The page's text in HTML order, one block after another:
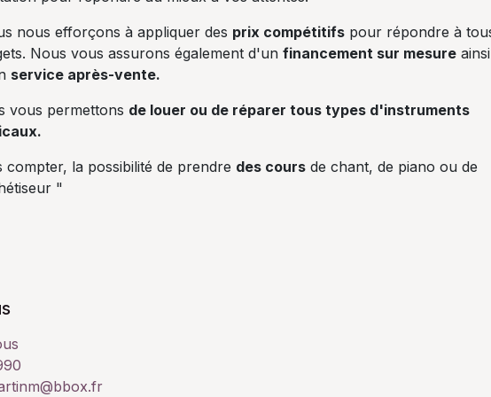
nous efforçons à appliquer des prix compétitifs pour répondre à
Nous vous assurons également d'un financement sur mesure ainsi
service après-vente.
vous permettons de louer ou de réparer tous types d'instruments
compter, la possibilité de prendre des cours de chant, de piano ou de
"